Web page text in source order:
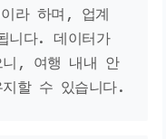
라 하며, 업계
니다. 데이터가
니, 여행 내내 안
할 수 있습니다.